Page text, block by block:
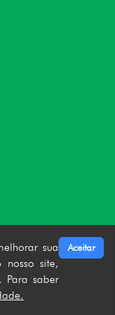
sua
nosso site,
Para saber
Aceitar